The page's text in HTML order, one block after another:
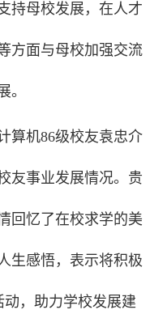
持母校发展，在人才
方面与母校加强交流
。
算机86级校友袁忠介
友事业发展情况。贵
回忆了在校求学的美
生感悟，表示将积极
，助力学校发展建